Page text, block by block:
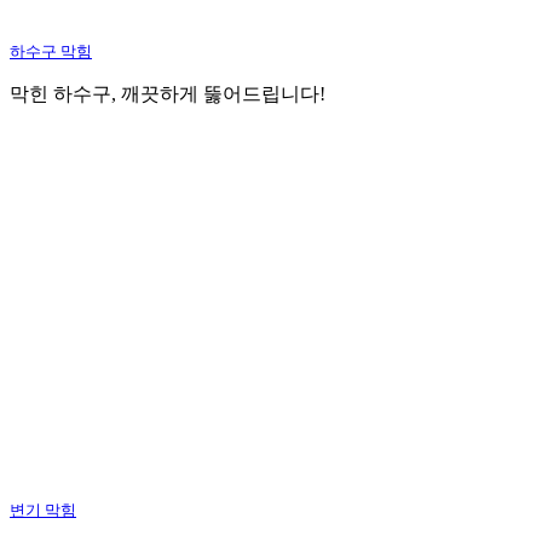
하수구 막힘
막힌 하수구, 깨끗하게 뚫어드립니다!
변기 막힘